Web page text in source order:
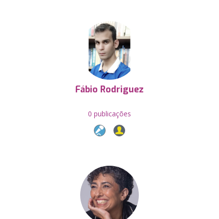
Fábio Rodriguez
0 publicações